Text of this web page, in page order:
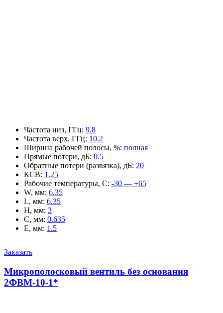
Частота низ, ГГц: 9.8
Частота верх, ГГц: 10.2
Ширина рабочей полосы, %: полная
Прямые потери, дБ: 0.5
Обратные потери (развязка), дБ: 20
КСВ: 1.25
Рабочие температуры, С: -30 — +65
W, мм: 6.35
L, мм: 6.35
H, мм: 3
C, мм: 0.635
E, мм: 1.5
Заказать
Микрополосковый вентиль без основания
2ФВМ-10-1*